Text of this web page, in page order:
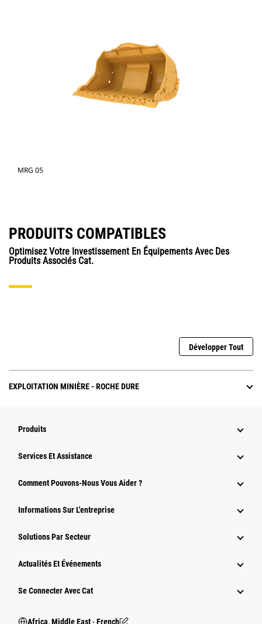
MRG 05
PRODUITS COMPATIBLES
Optimisez Votre Investissement En Équipements Avec Des
Produits Associés Cat.
Développer Tout
EXPLOITATION MINIÈRE - ROCHE DURE
Produits
Services Et Assistance
Comment Pouvons-Nous Vous Aider ?
Informations Sur L'entreprise
Solutions Par Secteur
Actualités Et Événements
Se Connecter Avec Cat
Africa, Middle East ‧ French